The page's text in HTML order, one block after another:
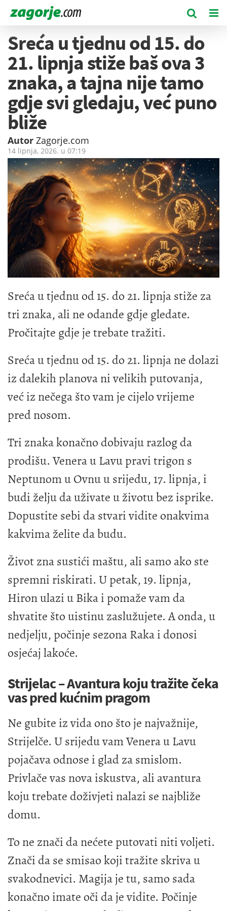
Sreća u tjednu od 15. do
21. lipnja stiže baš ova 3
znaka, a tajna nije tamo
gdje svi gledaju, već puno
bliže
Autor Zagorje.com
14 lipnja, 2026. u 07:19
Sreća u tjednu od 15. do 21. lipnja stiže za
tri znaka, ali ne odande gdje gledate.
Pročitajte gdje je trebate tražiti.
Sreća u tjednu od 15. do 21. lipnja ne dolazi
iz dalekih planova ni velikih putovanja,
već iz nečega što vam je cijelo vrijeme
pred nosom.
Tri znaka konačno dobivaju razlog da
prodišu. Venera u Lavu pravi trigon s
Neptunom u Ovnu u srijedu, 17. lipnja, i
budi želju da uživate u životu bez isprike.
Dopustite sebi da stvari vidite onakvima
kakvima želite da budu.
Život zna sustići maštu, ali samo ako ste
spremni riskirati. U petak, 19. lipnja,
Hiron ulazi u Bika i pomaže vam da
shvatite što uistinu zaslužujete. A onda, u
nedjelju, počinje sezona Raka i donosi
osjećaj lakoće.
Strijelac – Avantura koju tražite čeka
vas pred kućnim pragom
Ne gubite iz vida ono što je najvažnije,
Strijelče. U srijedu vam Venera u Lavu
pojačava odnose i glad za smislom.
Privlače vas nova iskustva, ali avantura
koju trebate doživjeti nalazi se najbliže
domu.
To ne znači da nećete putovati niti voljeti.
Znači da se smisao koji tražite skriva u
svakodnevici. Magija je tu, samo sada
konačno imate oči da je vidite. Počinje